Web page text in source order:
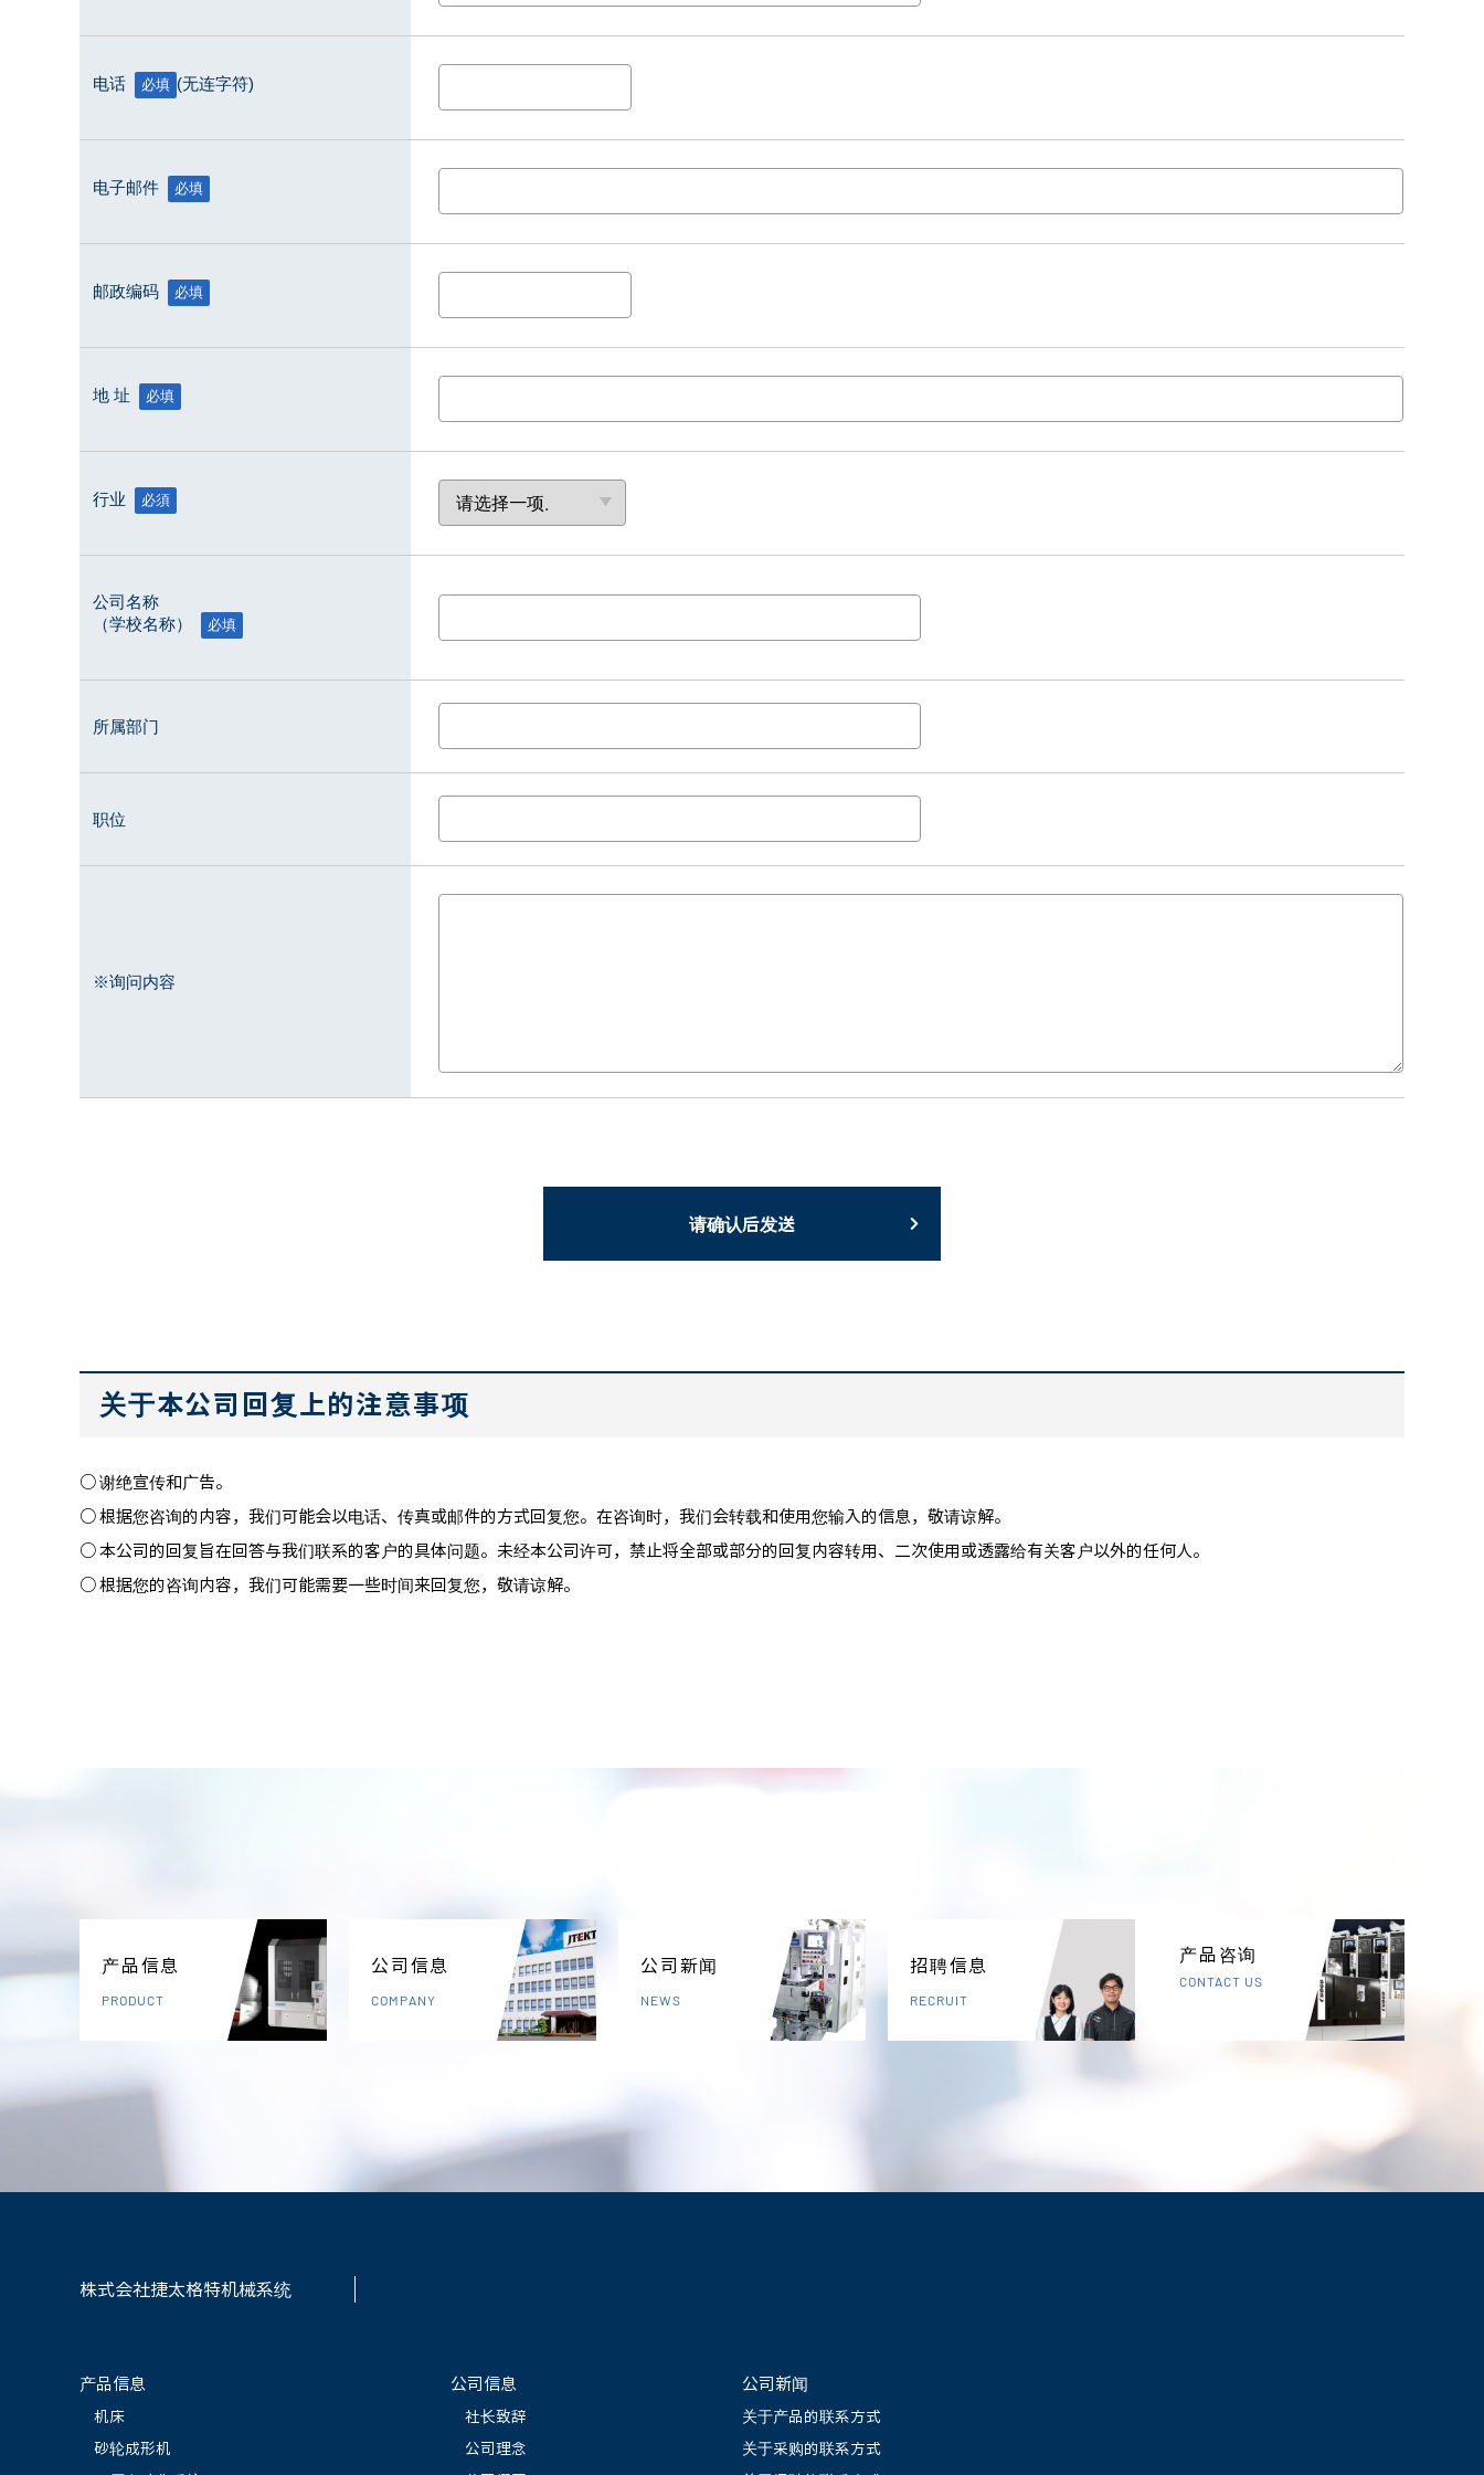
电话 必填 (无连字符)
电子邮件 必填
邮政编码 必填
地 址 必填
行业 必須
公司名称
（学校名称）
必填
所属部门
职位
※询问内容
关于本公司回复上的注意事项
谢绝宣传和广告。
根据您咨询的内容，我们可能会以电话、传真或邮件的方式回复您。在咨询时，我们会转载和使用您输入的信息，敬请谅解。
本公司的回复旨在回答与我们联系的客户的具体问题。未经本公司许可，禁止将全部或部分的回复内容转用、二次使用或透露给有关客户以外的任何人。
根据您的咨询内容，我们可能需要一些时间来回复您，敬请谅解。
产品信息
PRODUCT
公司信息
COMPANY
公司新闻
NEWS
招聘信息
RECRUIT
产品咨询
CONTACT US
株式会社捷太格特机械系统
产品信息
机床
砂轮成形机
公司信息
社长致辞
公司理念
公司新闻
关于产品的联系方式
关于采购的联系方式